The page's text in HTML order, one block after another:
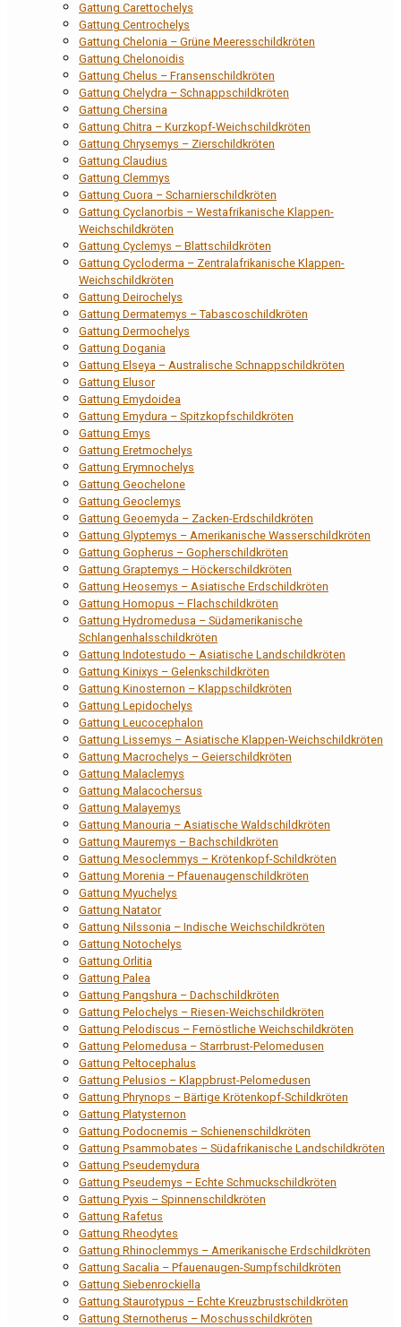
Gattung Carettochelys
Gattung Centrochelys
Gattung Chelonia – Grüne Meeresschildkröten
Gattung Chelonoidis
Gattung Chelus – Fransenschildkröten
Gattung Chelydra – Schnappschildkröten
Gattung Chersina
Gattung Chitra – Kurzkopf-Weichschildkröten
Gattung Chrysemys – Zierschildkröten
Gattung Claudius
Gattung Clemmys
Gattung Cuora – Scharnierschildkröten
Gattung Cyclanorbis – Westafrikanische Klappen-
Weichschildkröten
Gattung Cyclemys – Blattschildkröten
Gattung Cycloderma – Zentralafrikanische Klappen-
Weichschildkröten
Gattung Deirochelys
Gattung Dermatemys – Tabascoschildkröten
Gattung Dermochelys
Gattung Dogania
Gattung Elseya – Australische Schnappschildkröten
Gattung Elusor
Gattung Emydoidea
Gattung Emydura – Spitzkopfschildkröten
Gattung Emys
Gattung Eretmochelys
Gattung Erymnochelys
Gattung Geochelone
Gattung Geoclemys
Gattung Geoemyda – Zacken-Erdschildkröten
Gattung Glyptemys – Amerikanische Wasserschildkröten
Gattung Gopherus – Gopherschildkröten
Gattung Graptemys – Höckerschildkröten
Gattung Heosemys – Asiatische Erdschildkröten
Gattung Homopus – Flachschildkröten
Gattung Hydromedusa – Südamerikanische
Schlangenhalsschildkröten
Gattung Indotestudo – Asiatische Landschildkröten
Gattung Kinixys – Gelenkschildkröten
Gattung Kinosternon – Klappschildkröten
Gattung Lepidochelys
Gattung Leucocephalon
Gattung Lissemys – Asiatische Klappen-Weichschildkröten
Gattung Macrochelys – Geierschildkröten
Gattung Malaclemys
Gattung Malacochersus
Gattung Malayemys
Gattung Manouria – Asiatische Waldschildkröten
Gattung Mauremys – Bachschildkröten
Gattung Mesoclemmys – Krötenkopf-Schildkröten
Gattung Morenia – Pfauenaugenschildkröten
Gattung Myuchelys
Gattung Natator
Gattung Nilssonia – Indische Weichschildkröten
Gattung Notochelys
Gattung Orlitia
Gattung Palea
Gattung Pangshura – Dachschildkröten
Gattung Pelochelys – Riesen-Weichschildkröten
Gattung Pelodiscus – Fernöstliche Weichschildkröten
Gattung Pelomedusa – Starrbrust-Pelomedusen
Gattung Peltocephalus
Gattung Pelusios – Klappbrust-Pelomedusen
Gattung Phrynops – Bärtige Krötenkopf-Schildkröten
Gattung Platysternon
Gattung Podocnemis – Schienenschildkröten
Gattung Psammobates – Südafrikanische Landschildkröten
Gattung Pseudemydura
Gattung Pseudemys – Echte Schmuckschildkröten
Gattung Pyxis – Spinnenschildkröten
Gattung Rafetus
Gattung Rheodytes
Gattung Rhinoclemmys – Amerikanische Erdschildkröten
Gattung Sacalia – Pfauenaugen-Sumpfschildkröten
Gattung Siebenrockiella
Gattung Staurotypus – Echte Kreuzbrustschildkröten
Gattung Sternotherus – Moschusschildkröten